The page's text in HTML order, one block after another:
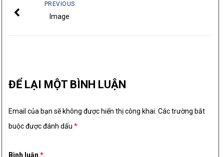
PREVIOUS
Image
ĐỂ LẠI MỘT BÌNH LUẬN
Email của bạn sẽ không được hiển thị công khai. Các trường bắt
buộc được đánh dấu*
Bình luận*